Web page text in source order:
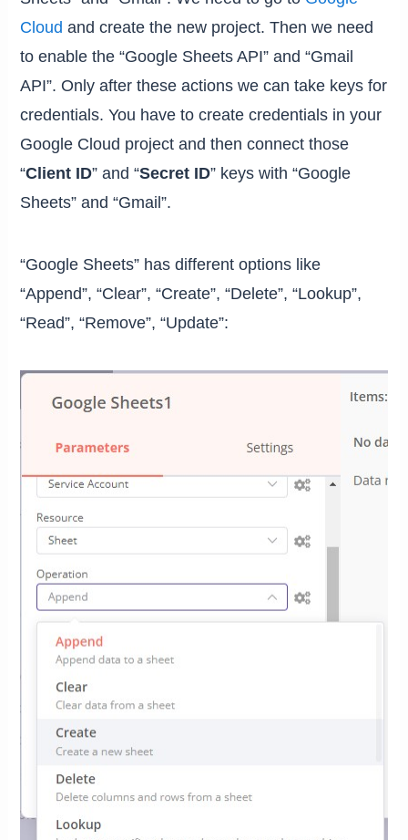
Cloud and create the new project. Then we need
to enable the “Google Sheets API” and “Gmail
API”. Only after these actions we can take keys for
credentials. You have to create credentials in your
Google Cloud project and then connect those
“Client ID” and “Secret ID” keys with “Google
Sheets” and “Gmail”.
“Google Sheets” has different options like
“Append”, “Clear”, “Create”, “Delete”, “Lookup”,
“Read”, “Remove”, “Update”: